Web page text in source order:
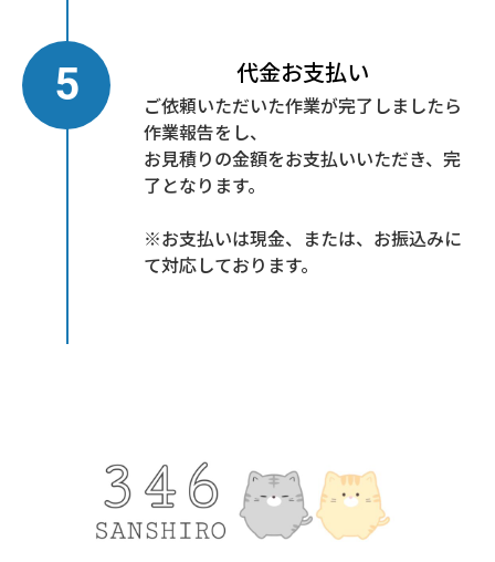
代金お支払い
ご依頼いただいた作業が完了しましたら
作業報告をし、
お見積りの金額をお支払いいただき、完
了となります。
※お支払いは現金、または、お振込みに
て対応しております。